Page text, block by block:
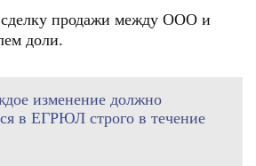
сделку продажи между ООО и
доли.
изменение должно
в ЕГРЮЛ строго в течение